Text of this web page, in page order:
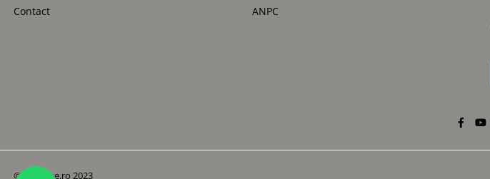
Contact
ANPC
© Betoane.ro 2023